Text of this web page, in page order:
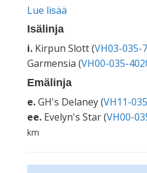
Lue lisää
Isälinja
i. Kirpun Slott (VH03-035-
Garmensia (VH00-035-
Emälinja
e.GH's Delaney (VH11-
ee. Evelyn's Star (VH00-
km